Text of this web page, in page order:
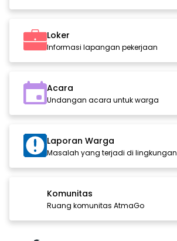
Loker
Informasi lapangan pekerjaan
Acara
Undangan acara untuk warga
Laporan Warga
Masalah yang terjadi di lingkungan
Komunitas
Ruang komunitas AtmaGo